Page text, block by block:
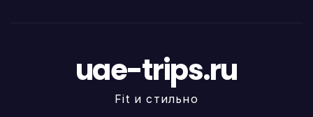
uae-trips.ru
Fit и стильно